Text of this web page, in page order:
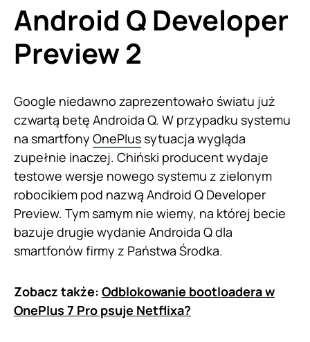
Android Q Developer
Preview 2
Google niedawno zaprezentowało światu już
czwartą betę Androida Q. W przypadku systemu
na smartfony OnePlussytuacja wygląda
zupełnie inaczej. Chiński producent wydaje
testowe wersje nowego systemu z zielonym
robocikiem pod nazwą Android Q Developer
Preview. Tym samym nie wiemy, na której becie
bazuje drugie wydanie Androida Q dla
smartfonów firmy z Państwa Środka.
Zobacz także: Odblokowanie bootloadera w
OnePlus 7 Pro psuje Netflixa?